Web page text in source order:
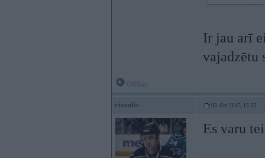
Ir jau arī
vajadzētu
viesulis 03. Oct 2017, 15:35
Es varu